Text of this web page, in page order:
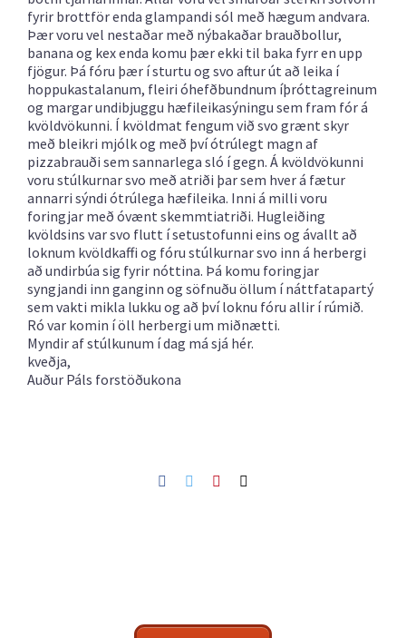
fyrir brottför enda glampandi sól með hægum andvara.
Þær voru vel nestaðar með nýbakaðar brauðbollur,
banana og kex enda komu þær ekki til baka fyrr en upp
fjögur. Þá fóru þær í sturtu og svo aftur út að leika í
hoppukastalanum, fleiri óhefðbundnum íþróttagreinum
og margar undibjuggu hæfileikasýningu sem fram fór á
kvöldvökunni. Í kvöldmat fengum við svo grænt skyr
með bleikri mjólk og með því ótrúlegt magn af
pizzabrauði sem sannarlega sló í gegn. Á kvöldvökunni
voru stúlkurnar svo með atriði þar sem hver á fætur
annarri sýndi ótrúlega hæfileika. Inni á milli voru
foringjar með óvænt skemmtiatriði. Hugleiðing
kvöldsins var svo flutt í setustofunni eins og ávallt að
loknum kvöldkaffi og fóru stúlkurnar svo inn á herbergi
að undirbúa sig fyrir nóttina. Þá komu foringjar
syngjandi inn ganginn og söfnuðu öllum í náttfatapartý
sem vakti mikla lukku og að því loknu fóru allir í rúmið.
Ró var komin í öll herbergi um miðnætti.
Myndir af stúlkunum í dag má sjá hér.
kveðja,
Auður Páls forstöðukona
Facebook
TwitterPinterest